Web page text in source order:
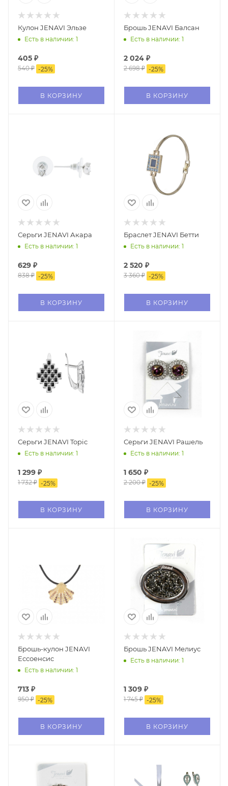
Кулон JENAVI Эльзе
Есть в наличии: 1
405 ₽
540₽ -25%
В КОРЗИНУ
Брошь JENAVI Балсан
Есть в наличии: 1
2 024 ₽
2 698₽ -25%
В КОРЗИНУ
Серьги JENAVI Акара
Есть в наличии: 1
629 ₽
838₽ -25%
В КОРЗИНУ
Браслет JENAVI Бетти
Есть в наличии: 1
2 520 ₽
3 360₽ -25%
В КОРЗИНУ
Серьги JENAVI Topic
Есть в наличии: 1
1 299 ₽
1 732₽ -25%
В КОРЗИНУ
Серьги JENAVI Рашель
Есть в наличии: 1
1 650 ₽
2 200₽ -25%
В КОРЗИНУ
Брошь-кулон JENAVI
Ессоенсис
Есть в наличии: 1
713 ₽
950₽ -25%
В КОРЗИНУ
Брошь JENAVI Mелиус
Есть в наличии: 1
1 309 ₽
1 745₽ -25%
В КОРЗИНУ